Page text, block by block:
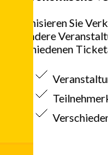
Organisieren Sie
besondere
verschiedenen